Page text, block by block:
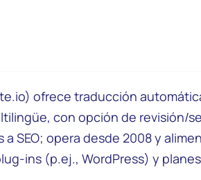
ofrece traducción
con opción de revisión/
SEO; opera desde 2008 y
ins (p.ej., WordPress) y